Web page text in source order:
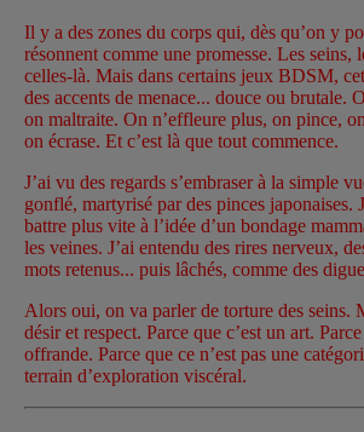
Il y a des zones du corps qui, dès qu’on y
résonnent comme une promesse. Les seins,
celles-là. Mais dans certains jeux BDSM,
des accents de menace... douce ou brutale.
on maltraite. On n’effleure plus, on pince,
on écrase. Et c’est là que tout commence.
J’ai vu des regards s’embraser à la simple
gonflé, martyrisé par des pinces japonaises.
battre plus vite à l’idée d’un bondage
les veines. J’ai entendu des rires nerveux,
mots retenus... puis lâchés, comme des
Alors oui, on va parler de torture des seins.
désir et respect. Parce que c’est un art.
offrande. Parce que ce n’est pas une
terrain d’exploration viscéral.